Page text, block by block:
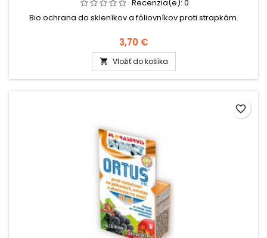
Recenzia(e): 0
Bio ochrana do skleníkov a fóliovníkov proti strapkám.
3,70 €
 Vložiť do košíka
favorite_border